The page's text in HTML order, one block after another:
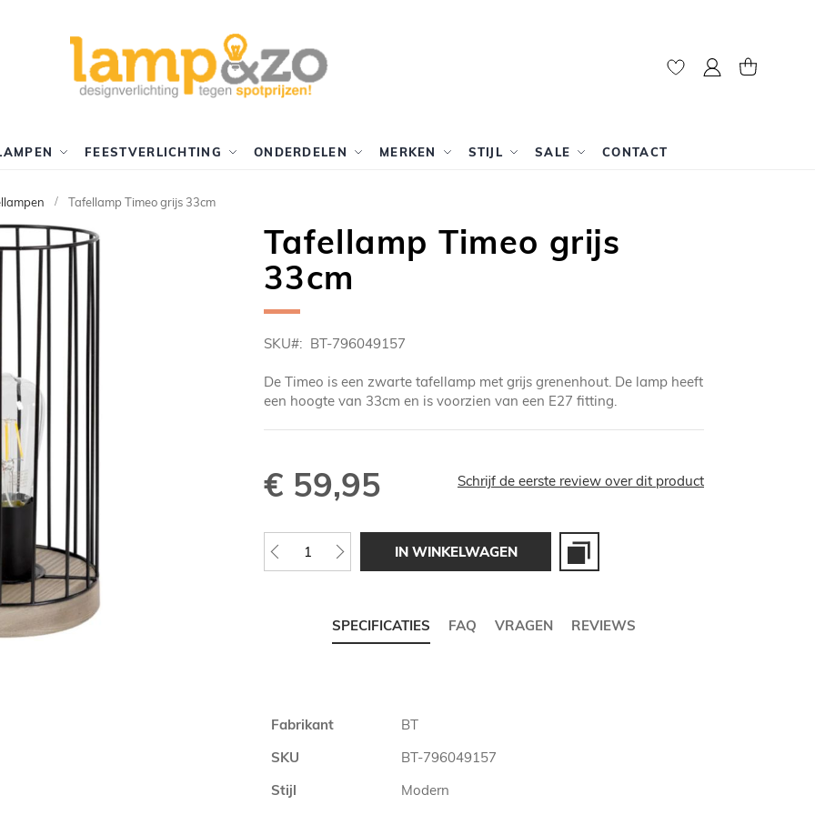
Mijn account
FEESTVERLICHTING ONDERDELEN MERKEN STIJL SALE CONTACT
Tafellamp Timeo grijs 33cm
Tafellamp Timeo grijs
33cm
SKU BT-796049157
De Timeo is een zwarte tafellamp met grijs grenenhout. De lamp heeft
een hoogte van 33cm en is voorzien van een E27 fitting.
€ 59,95 Schrijf de eerste review over dit product
IN WINKELWAGEN
SPECIFICATIES FAQ VRAGEN REVIEWS
Meer
Fabrikant
BT
SKU
BT-796049157
Stijl
Modern